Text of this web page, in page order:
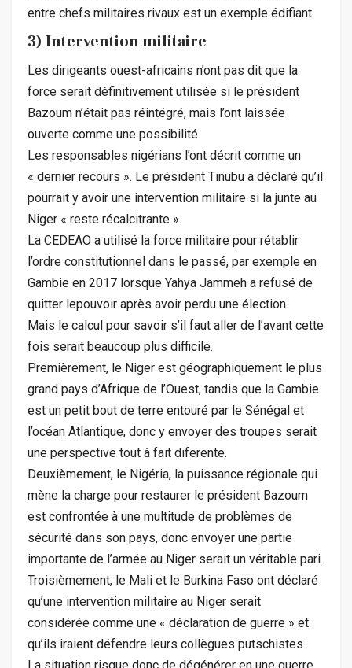
entre chefs militaires rivaux est un exemple édifiant.
3) Intervention militaire
Les dirigeants ouest-africains n’ont pas dit que la
force serait définitivement utilisée si le président
Bazoum n’était pas réintégré, mais l’ont laissée
ouverte comme une possibilité.
Les responsables nigérians l’ont décrit comme un
« dernier recours ». Le président Tinubu a déclaré qu’il
pourrait y avoir une intervention militaire si la junte au
Niger « reste récalcitrante ».
La CEDEAO a utilisé la force militaire pour rétablir
l’ordre constitutionnel dans le passé, par exemple en
Gambie en 2017 lorsque Yahya Jammeh a refusé de
quitter lepouvoir après avoir perdu une élection.
Mais le calcul pour savoir s’il faut aller de l’avant cette
fois serait beaucoup plus difficile.
Premièrement, le Niger est géographiquement le plus
grand pays d’Afrique de l’Ouest, tandis que la Gambie
est un petit bout de terre entouré par le Sénégal et
l’océan Atlantique, donc y envoyer des troupes serait
une perspective tout à fait diferente.
Deuxièmement, le Nigéria, la puissance régionale qui
mène la charge pour restaurer le président Bazoum
est confrontée à une multitude de problèmes de
sécurité dans son pays, donc envoyer une partie
importante de l’armée au Niger serait un véritable pari.
Troisièmement, le Mali et le Burkina Faso ont déclaré
qu’une intervention militaire au Niger serait
considérée comme une « déclaration de guerre » et
qu’ils iraient défendre leurs collègues putschistes.